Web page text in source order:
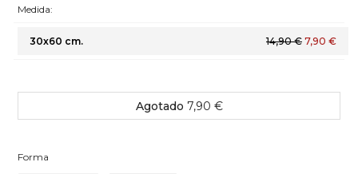
Forma
Medida:
30x60 cm. 14,90 € 7,90 €
Agotado 7,90 €